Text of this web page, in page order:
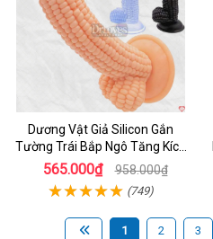
Dương Vật Giả Silicon Gắn
Tường Trái Bắp Ngô Tăng Kích
Thích
565.000₫ 958.000₫
(749)
1 2 3